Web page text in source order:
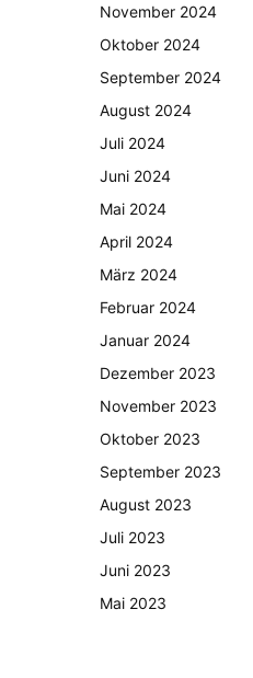
November 2024
Oktober 2024
September 2024
August 2024
Juli 2024
Juni 2024
Mai 2024
April 2024
März 2024
Februar 2024
Januar 2024
Dezember 2023
November 2023
Oktober 2023
September 2023
August 2023
Juli 2023
Juni 2023
Mai 2023